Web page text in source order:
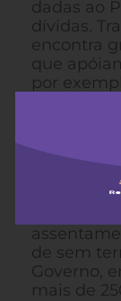
dadas ao
dívidas.
encontra
que
por
trezentos
MDA,
garantido
direitos
Em 2005,
de sem
Governo,
mais de